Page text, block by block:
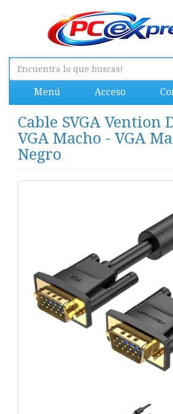
Menú Acceso
Cable SVGA Vention
VGA Macho - VGA
Negro